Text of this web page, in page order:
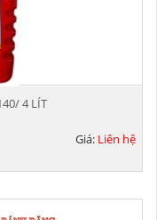
4 LÍT
Giá: Liên hệ